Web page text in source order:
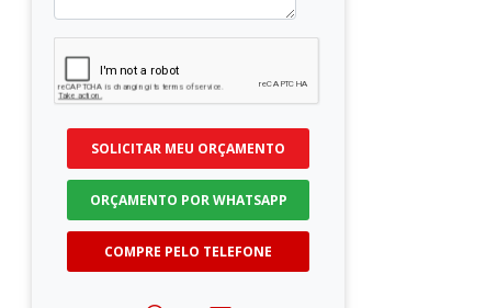
SOLICITAR MEU ORÇAMENTO
ORÇAMENTO POR WHATSAPP
COMPRE PELO TELEFONE